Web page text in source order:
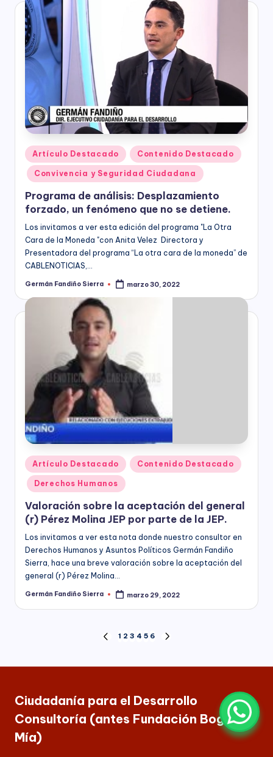
Publicado
en
Artículo Destacado Contenido Destacado
Convivencia y Seguridad Ciudadana
Programa de análisis: Desplazamiento
forzado, un fenómeno que no se detiene.
Los invitamos a ver esta edición del programa "La Otra
Cara de la Moneda "con Anita Velez Directora y
Presentadora del programa “La otra cara de la moneda” de
CABLENOTICIAS,…
Publicado
Germán Fandiño Sierra marzo 30, 2022
Publicado
en
Artículo Destacado Contenido Destacado
Derechos Humanos
Valoración sobre la aceptación del general
(r) Pérez Molina JEP por parte de la JEP.
Los invitamos a ver esta nota donde nuestro consultor en
Derechos Humanos y Asuntos Políticos Germán Fandiño
Sierra, hace una breve valoración sobre la aceptación del
general (r) Pérez Molina…
Publicado
Germán Fandiño Sierra marzo 29, 2022
Paginación
de
PÁGINA
1 2 3 4 5 6
Ciudadanía para el Desarrollo
Consultoría (antes Fundación Bogotá
Mía)